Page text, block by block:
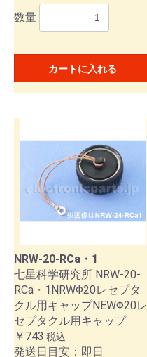
数量
カートに入れる
NRW-20-RCa・1
七星科学研究所 NRW-20-
RCa・1NRWΦ20レセプタ
クル用キャップNEWΦ20レ
セプタクル用キャップ
￥743 税込
発送日目安：即日